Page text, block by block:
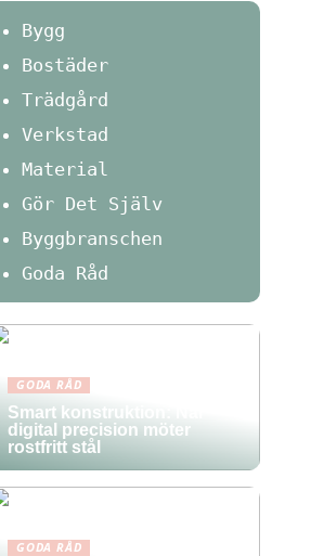
Bygg
Bostäder
Trädgård
Verkstad
Material
Gör Det Själv
Byggbranschen
Goda Råd
GODA RÅD
Smart konstruktion: När
digital precision möter
rostfritt stål
GODA RÅD